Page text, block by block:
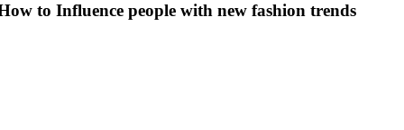
to Influence people with new fashion trends